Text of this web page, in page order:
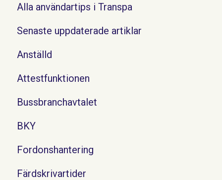
Alla användartips i Transpa
Senaste uppdaterade artiklar
Anställd
Attestfunktionen
Bussbranchavtalet
BKY
Fordonshantering
Färdskrivartider